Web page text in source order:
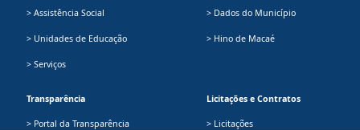
> Assistência Social
> Unidades de Educação
> Serviços
> Dados do Município
> Hino de Macaé
Transparência
> Portal da Transparência
Licitações e Contratos
> Licitações